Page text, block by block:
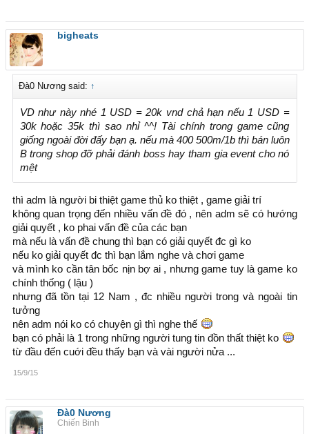
bigheats
Đà0 Nương said: ↑
VD như này nhé 1 USD = 20k vnd chả hạn nếu 1 USD =
30k hoặc 35k thì sao nhỉ ^^! Tài chính trong game cũng
giống ngoài đời đấy bạn ạ. nếu mà 400 500m/1b thì bán luôn
B trong shop đỡ phải đánh boss hay tham gia event cho nó
mệt
thì adm là người bi thiệt game thủ ko thiệt , game giải trí
không quan trọng đến nhiều vấn đề đó , nên adm sẽ có hướng
giải quyết , ko phai vấn đề của các bạn
mà nếu là vấn đề chung thì bạn có giải quyết đc gì ko
nếu ko giải quyết đc thì bạn lắm nghe và chơi game
và mình ko cần tân bốc nịn bợ ai , nhưng game tuy là game ko
chính thống ( lậu )
nhưng đã tồn tại 12 Nam , đc nhiều người trong và ngoài tin
tưởng
nên adm nói ko có chuyện gì thì nghe thế
bạn có phải là 1 trong những người tung tin đồn thất thiệt ko
từ đầu đến cuới đều thấy bạn và vài người nửa ...
15/9/15
Đà0 Nương
Chiến Binh